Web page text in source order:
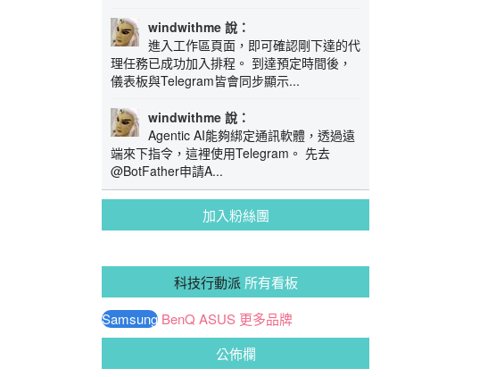
windwithme 說：
進入工作區頁面，即可確認剛下達的代
理任務已成功加入排程。 到達預定時間後，
儀表板與Telegram皆會同步顯示...
windwithme 說：
Agentic AI能夠綁定通訊軟體，透過遠
端來下指令，這裡使用Telegram。 先去
@BotFather申請A...
加入粉絲團
科技行動派 所有看板
Samsung BenQ ASUS 更多品牌
公佈欄